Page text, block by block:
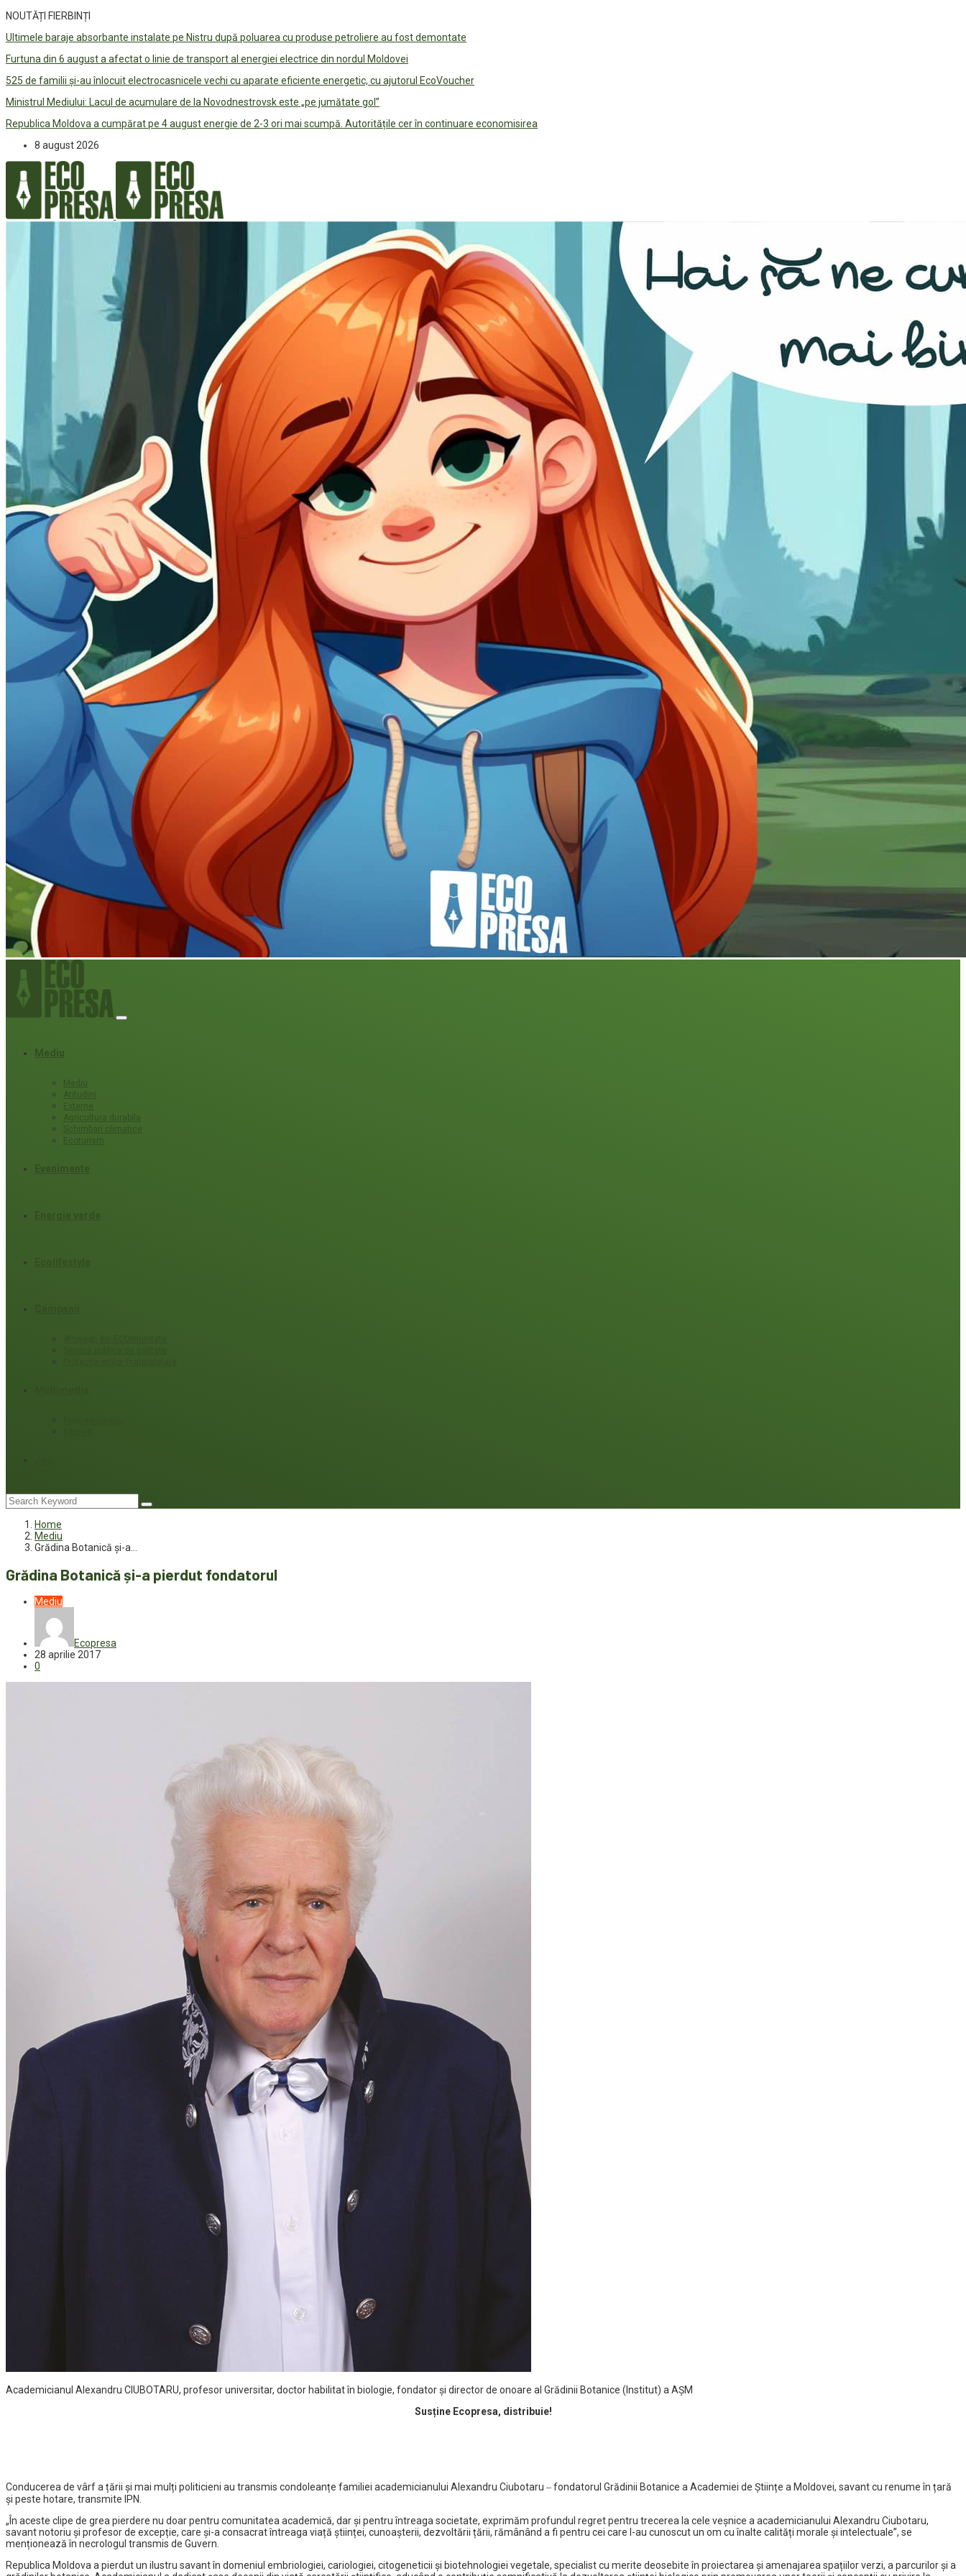
NOUTĂȚI FIERBINȚI
Ultimele baraje absorbante instalate pe Nistru după poluarea cu produse petroliere au fost demontate
Furtuna din 6 august a afectat o linie de transport al energiei electrice din nordul Moldovei
525 de familii și-au înlocuit electrocasnicele vechi cu aparate eficiente energetic, cu ajutorul EcoVoucher
Ministrul Mediului: Lacul de acumulare de la Novodnestrovsk este „pe jumătate gol”
Republica Moldova a cumpărat pe 4 august energie de 2-3 ori mai scumpă. Autoritățile cer în continuare economisirea
8 august 2026
Mediu
Mediu
Atitudini
Externe
Agricultura durabila
Schimbari climatice
Ecoturism
Home
Mediu
Grădina Botanică și-a…
Grădina Botanică și-a pierdut fondatorul
Mediu
Ecopresa
28 aprilie 2017
0
Academicianul Alexandru CIUBOTARU, profesor universitar, doctor habilitat în biologie, fondator și director de onoare al Grădinii Botanice (Institut) a AŞM
Susține Ecopresa, distribuie!
Conducerea de vârf a țării şi mai mulți politicieni au transmis condoleanțe familiei academicianului Alexandru Ciubotaru ‒ fondatorul Grădinii Botanice a Academiei de Științe a Moldovei, savant cu renume în țară
și peste hotare, transmite IPN.
„În aceste clipe de grea pierdere nu doar pentru comunitatea academică, dar și pentru întreaga societate, exprimăm profundul regret pentru trecerea la cele veșnice a academicianului Alexandru Ciubotaru,
savant notoriu și profesor de excepție, care și-a consacrat întreaga viață științei, cunoașterii, dezvoltării țării, rămânând a fi pentru cei care l-au cunoscut un om cu înalte calități morale și intelectuale”, se
menționează în necrologul transmis de Guvern.
Republica Moldova a pierdut un ilustru savant în domeniul embriologiei, cariologiei, citogeneticii și biotehnologiei vegetale, specialist cu merite deosebite în proiectarea și amenajarea spațiilor verzi, a parcurilor și a